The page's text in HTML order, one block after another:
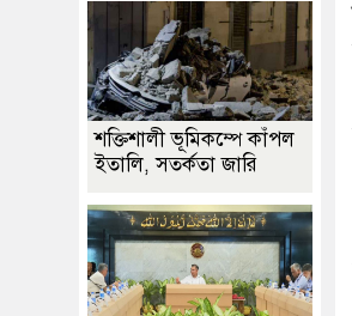
শক্তিশালী ভূমিকম্পে কাঁপল
ইতালি, সতর্কতা জারি